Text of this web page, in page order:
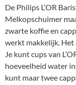
De Philips L’OR
Melkopschuimer
zwarte koffie en
werkt makkelijk. Het
Je kunt cups van
hoeveelheid water
kunt maar twee